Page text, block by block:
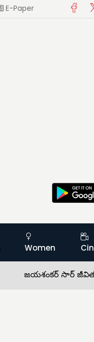
E-Paper
Women
జయశంకర్ సార్ జీవితం